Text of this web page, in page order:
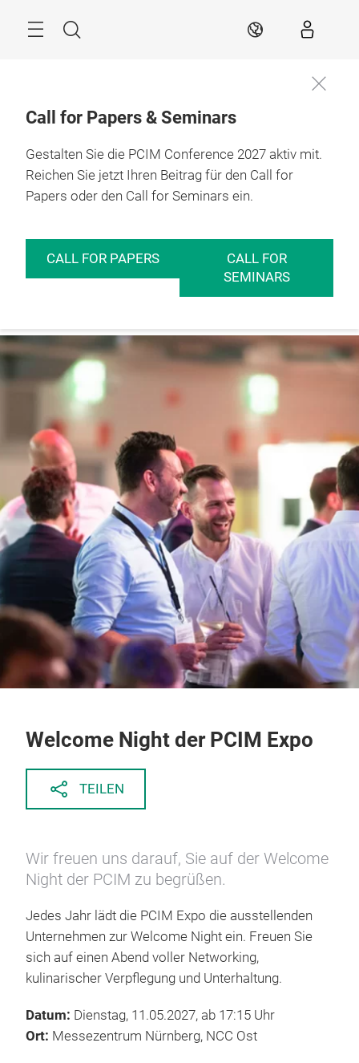
Suche DE
Call for Papers & Seminars
Gestalten Sie die PCIM Conference 2027 aktiv mit.
Reichen Sie jetzt Ihren Beitrag für den Call for
Papers oder den Call for Seminars ein.
CALL FOR PAPERS
CALL FOR
SEMINARS
11. – 13.05.2027
Nürnberg
Welcome Night der PCIM Expo
TEILEN
Wir freuen uns darauf, Sie auf der Welcome
Night der PCIM zu begrüßen.
Jedes Jahr lädt die PCIM Expo die ausstellenden
Unternehmen zur Welcome Night ein. Freuen Sie
sich auf einen Abend voller Networking,
kulinarischer Verpflegung und Unterhaltung.
Datum: Dienstag, 11.05.2027, ab 17:15 Uhr
Ort: Messezentrum Nürnberg, NCC Ost